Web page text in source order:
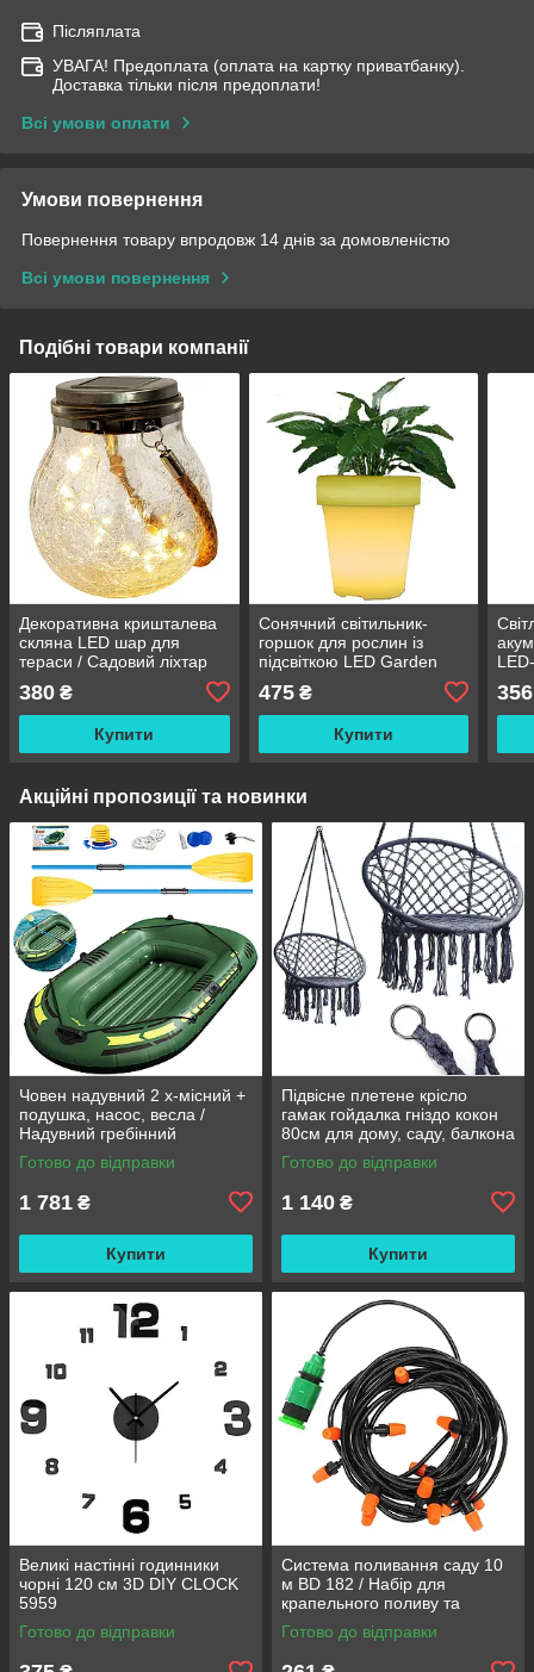
Післяплата
УВАГА! Предоплата (оплата на картку приватбанку).
Доставка тільки після предоплати!
Всі умови оплати
Умови повернення
Повернення товару впродовж 14 днів за домовленістю
Всі умови повернення
Подібні товари компанії
Декоративна кришталева
скляна LED шар для
тераси / Садовий ліхтар
на сонячній батареї Solar
Glass Light 10500
380 ₴
Купити
Сонячний світильник-
горшок для рослин із
підсвіткою LED Garden
475₴
Купити
356
Акційні пропозиції та новинки
Човен надувний 2 х-місний +
подушка, насос, весла /
Надувний гребінний
двомісний гумовий човен
180/98см
Готово до відправки
1 781 ₴
Купити
Підвісне плетене крісло
гамак гойдалка гніздо кокон
80см для дому, саду, балкона
та тераси
Готово до відправки
1 140 ₴
Купити
Великі настінні годинники
чорні 120 см 3D DIY CLOCK
5959
Готово до відправки
Система поливання саду 10
м BD 182 / Набір для
крапельного поливу та
охолодження / Комплект для
поливання
Готово до відправки